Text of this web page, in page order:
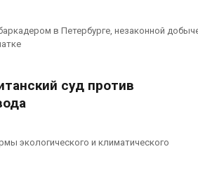
в Петербурге, незаконной
суд против
экологического и климатического
11-
Учёные
Авг 6, 2026
площадок